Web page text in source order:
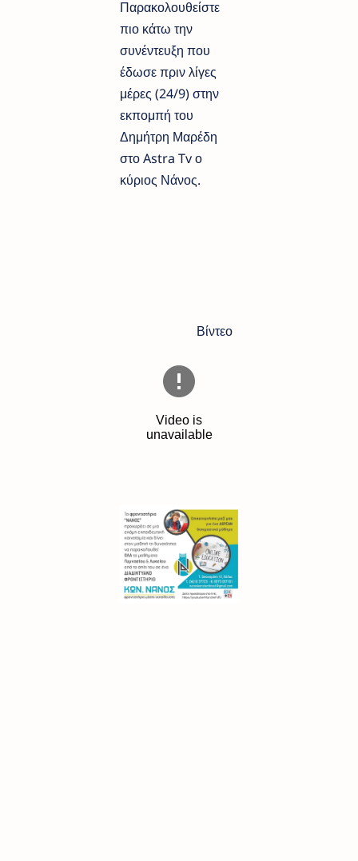
Παρακολουθείστε
πιο κάτω την
συνέντευξη που
έδωσε πριν λίγες
μέρες (24/9) στην
εκπομπή του
Δημήτρη Μαρέδη
στο Astra Tv ο
κύριος Νάνος.
Βίντεο